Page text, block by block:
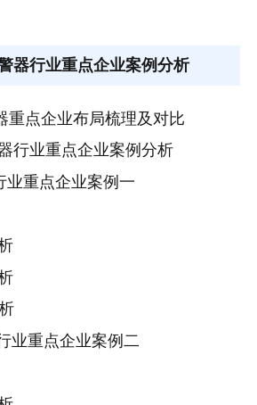
器行业重点企业案例分析
重点企业布局梳理及对比
行业重点企业案例分析
业重点企业案例一
业重点企业案例二